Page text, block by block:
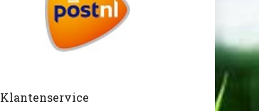
Klantenservice